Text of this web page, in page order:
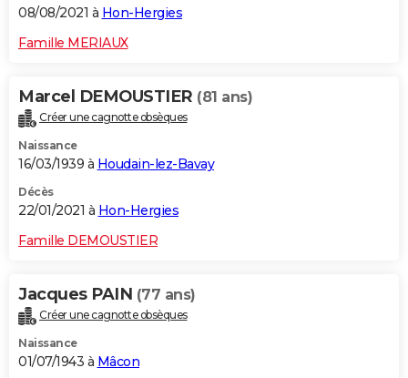
08/08/2021 à Hon-Hergies
Famille MERIAUX
Marcel DEMOUSTIER (81 ans)
Créer une cagnotte obsèques
Naissance
16/03/1939 à Houdain-lez-Bavay
Décès
22/01/2021 à Hon-Hergies
Famille DEMOUSTIER
Jacques PAIN (77 ans)
Créer une cagnotte obsèques
Naissance
01/07/1943 à Mâcon